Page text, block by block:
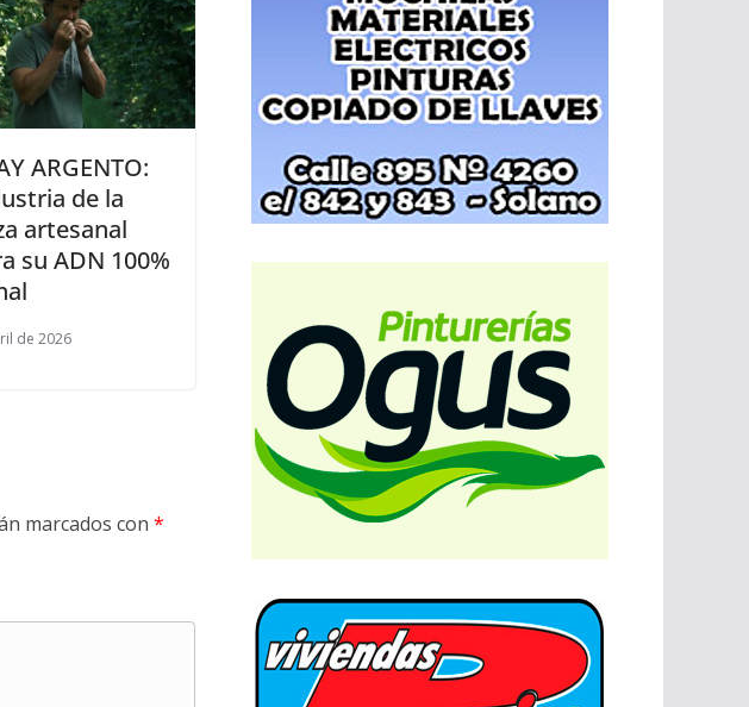
ARGENTO:
de la
artesanal
su ADN 100%
de 2026
marcados con *